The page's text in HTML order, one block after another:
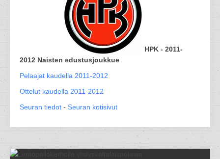
HPK - 2011-
2012 Naisten edustusjoukkue
Pelaajat kaudella 2011-2012
Ottelut kaudella 2011-2012
Seuran tiedot - Seuran kotisivut